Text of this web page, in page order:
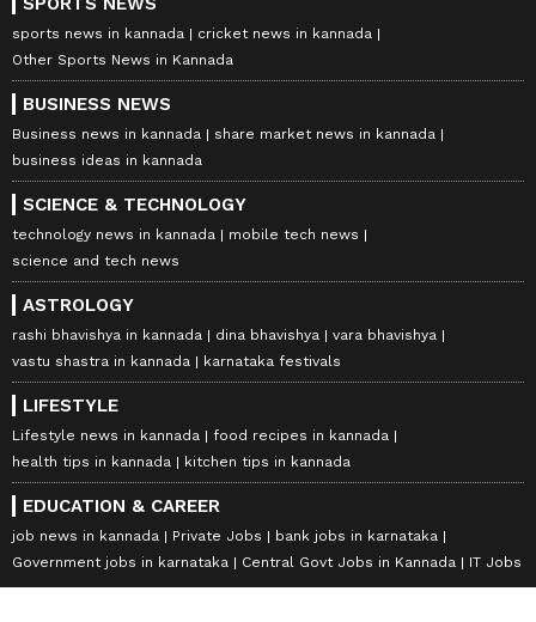
sports news in kannada
cricket news in kannada
Other Sports News in Kannada
BUSINESS NEWS
Business news in kannada
share market news in kannada
business ideas in kannada
SCIENCE & TECHNOLOGY
technology news in kannada
mobile tech news
science and tech news
ASTROLOGY
rashi bhavishya in kannada dina bhavishya
vara bhavishya
vastu shastra in kannada
karnataka festivals
LIFESTYLE
Lifestyle news in kannada
food recipes in kannada
health tips in kannada
kitchen tips in kannada
EDUCATION & CAREER
job news in kannada Private Jobs
bank jobs in karnataka
Government jobs in karnataka
Central Govt Jobs in Kannada IT Jobs